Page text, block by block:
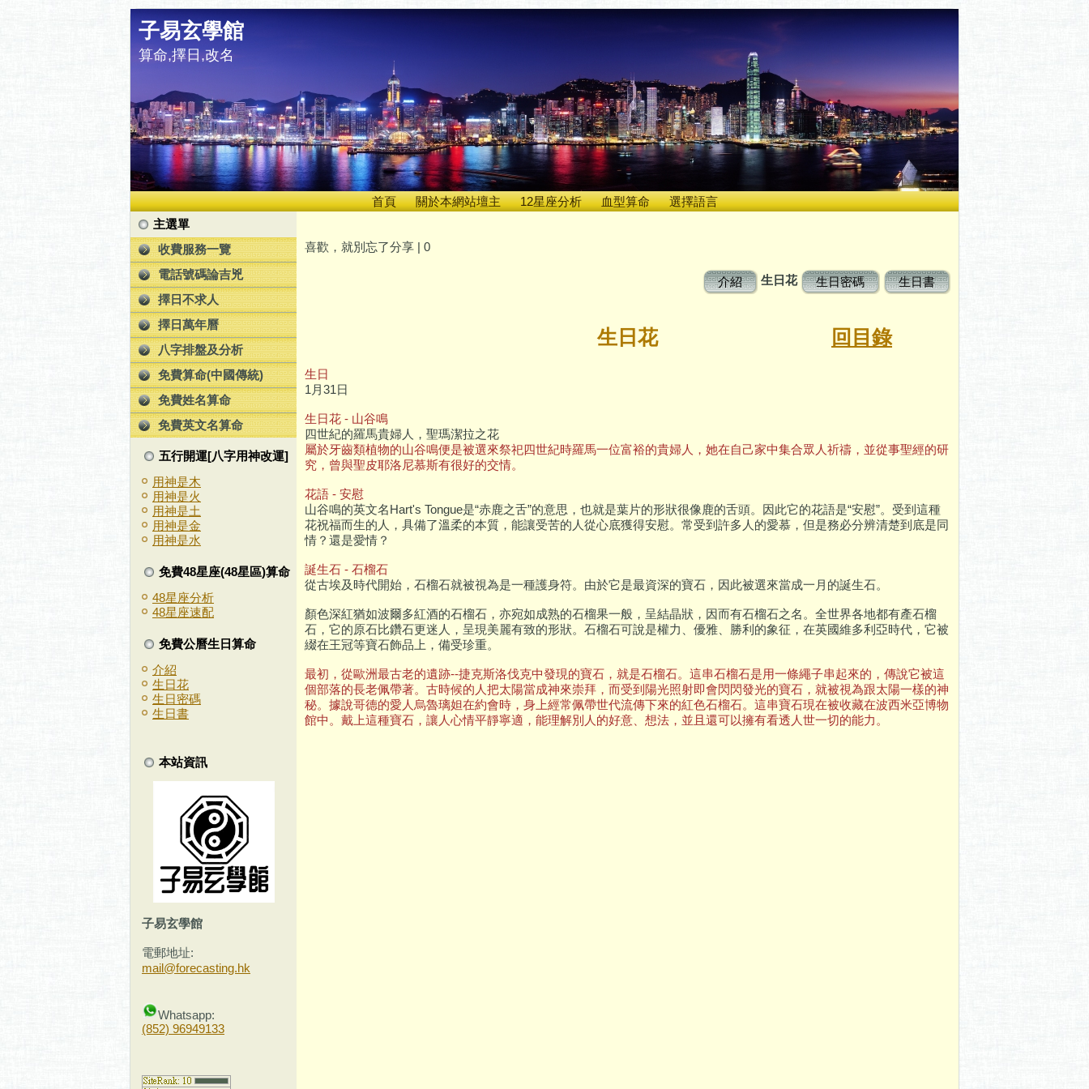
子易玄學館
算命,擇日,改名
首頁 關於本網站壇主 12星座分析 血型算命
選擇語言
主選單
收費服務一覽
電話號碼論吉兇
擇日不求人
擇日萬年曆
八字排盤及分析
免費算命(中國傳統)
免費姓名算命
免費英文名算命
五行開運[八字用神改運]
用神是木
用神是火
用神是土
用神是金
用神是水
免費48星座(48星區)算命
48星座分析
48星座速配
免費公曆生日算命
介紹
生日花
生日密碼
生日書
本站資訊
子易玄學館
電郵地址:
mail@forecasting.hk
Whatsapp:
(852) 96949133
喜歡，就別忘了分享 | 0
介紹 生日花 生日密碼 生日書
生日花 回目錄
生日
1月31日
生日花 - 山谷鳴
四世紀的羅馬貴婦人，聖瑪潔拉之花
屬於牙齒類植物的山谷鳴便是被選來祭祀四世紀時羅馬一位富裕的貴婦人，她在自己家中集合眾人祈禱，並從事聖經的研
究，曾與聖皮耶洛尼慕斯有很好的交情。
花語 - 安慰
山谷鳴的英文名Hart's Tongue是“赤鹿之舌”的意思，也就是葉片的形狀很像鹿的舌頭。因此它的花語是“安慰”。受到這種
花祝福而生的人，具備了溫柔的本質，能讓受苦的人從心底獲得安慰。常受到許多人的愛慕，但是務必分辨清楚到底是同
情？還是愛情？
誕生石 - 石榴石
從古埃及時代開始，石榴石就被視為是一種護身符。由於它是最資深的寶石，因此被選來當成一月的誕生石。
顏色深紅猶如波爾多紅酒的石榴石，亦宛如成熟的石榴果一般，呈結晶狀，因而有石榴石之名。全世界各地都有產石榴
石，它的原石比鑽石更迷人，呈現美麗有致的形狀。石榴石可說是權力、優雅、勝利的象征，在英國維多利亞時代，它被
綴在王冠等寶石飾品上，備受珍重。
最初，從歐洲最古老的遺跡--捷克斯洛伐克中發現的寶石，就是石榴石。這串石榴石是用一條繩子串起來的，傳說它被這
個部落的長老佩帶著。古時候的人把太陽當成神來崇拜，而受到陽光照射即會閃閃發光的寶石，就被視為跟太陽一樣的神
秘。據說哥德的愛人烏魯璃妲在約會時，身上經常佩帶世代流傳下來的紅色石榴石。這串寶石現在被收藏在波西米亞博物
館中。戴上這種寶石，讓人心情平靜寧適，能理解別人的好意、想法，並且還可以擁有看透人世一切的能力。